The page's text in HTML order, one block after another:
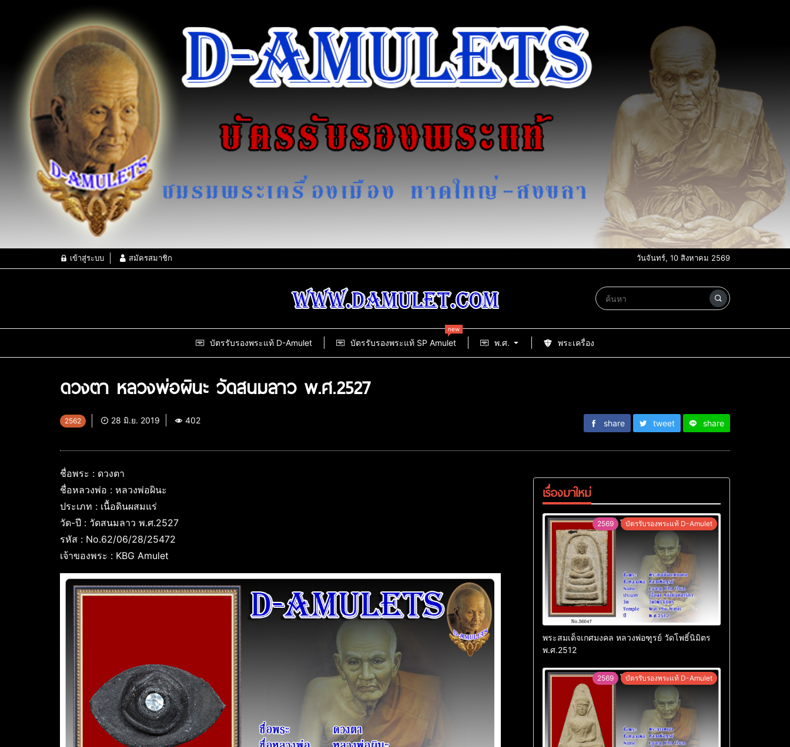
เข้าสู่ระบบ สมัครสมาชิก วันจันทร์, 10 สิงหาคม 2569
บัตรรับรองพระแท้ D-Amulet บัตรรับรองพระแท้ SP Amulet
new
พ.ศ. พระเครื่อง
ดวงตา หลวงพ่อผินะ วัดสนมลาว พ.ศ.2527
2562 28 มิ.ย. 2019 402 share tweet share
ชื่อพระ : ดวงตา
ชื่อหลวงพ่อ : หลวงพ่อผินะ
ประเภท : เนื้อดินผสมแร่
วัด-ปี : วัดสนมลาว พ.ศ.2527
รหัส : No.62/06/28/25472
เจ้าของพระ : KBG Amulet
เรื่องมาใหม่
2569 บัตรรับรองพระแท้ D-Amulet
พระสมเด็จเกศมงคล หลวงพ่อฑูรย์ วัดโพธิ์นิมิตร
พ.ศ.2512
2569 บัตรรับรองพระแท้ D-Amulet